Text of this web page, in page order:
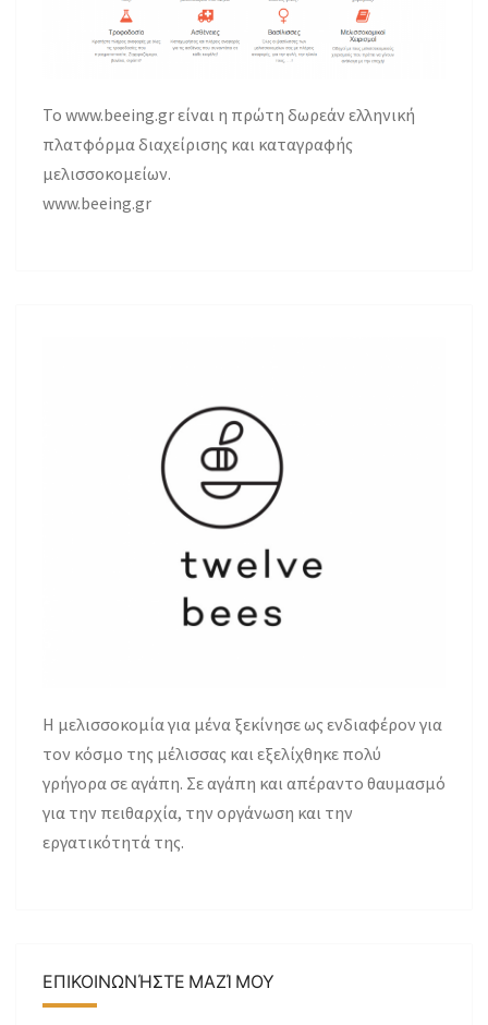
Το www.beeing.gr είναι η πρώτη δωρεάν ελληνική
πλατφόρμα διαχείρισης και καταγραφής
μελισσοκομείων.
www.beeing.gr
H μελισσοκομία για μένα ξεκίνησε ως ενδιαφέρον για
τον κόσμο της μέλισσας και εξελίχθηκε πολύ
γρήγορα σε αγάπη. Σε αγάπη και απέραντο θαυμασμό
για την πειθαρχία, την οργάνωση και την
εργατικότητά της.
ΕΠΙΚΟΙΝΩΝΉΣΤΕ ΜΑΖΊ ΜΟΥ